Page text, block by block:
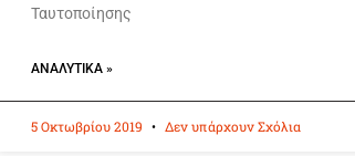
Ταυτοποίησης
ΑΝΑΛΥΤΙΚΆ »
5 Οκτωβρίου 2019 Δεν υπάρχουν Σχόλια